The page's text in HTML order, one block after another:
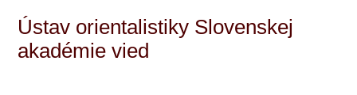
Ústav orientalistiky Slovenskej
akadémie vied